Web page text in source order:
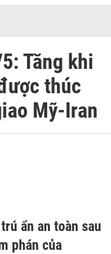
Tăng khi
thúc
Mỹ-Iran
ẩn an toàn sau
phán của